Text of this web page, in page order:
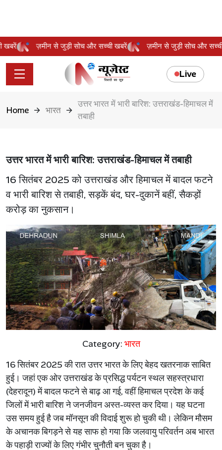
खबरें ज़मीन से जुड़ी सोच और सच्ची खबरें ज़मीन से जुड़ी सोच और
Live
Home भारत
उत्तर भारत में भारी बारिश: उत्तराखंड-हिमाचल में
तबाही
उत्तर भारत में भारी बारिश: उत्तराखंड-हिमाचल में तबाही
16 सितंबर 2025 को उत्तराखंड और हिमाचल में बादल फटने
व भारी बारिश से तबाही, सड़कें बंद, घर-दुकानें बहीं, सैकड़ों
करोड़ का नुकसान।
Category: भारत
16सितंबर 2025कीरातउत्तरभारतकेलिएबेहदखतरनाकसाबित
हुई। जहांएकओरउत्तराखंडकेप्रसिद्धपर्यटनस्थलसहस्त्रधारा
(देहरादून)मेंबादलफटनेसेबाढ़आगई,वहींहिमाचलप्रदेशकेकई
जिलोंमेंभारीबारिशनेजनजीवनअस्त-व्यस्तकरदिया। यहघटना
उससमयहुईहैजबमॉनसूनकीविदाईशुरूहोचुकीथी। लेकिनमौसम
केअचानकबिगड़नेसेयहसाफहोगयाकिजलवायुपरिवर्तनअबभारत
केपहाड़ीराज्योंकेलिएगंभीरचुनौतीबनचुकाहै।